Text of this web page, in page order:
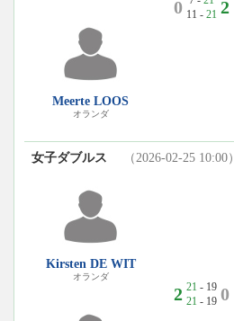
Meerte LOOS
オランダ
0 11 - 21 2
女子ダブルス （2026-02-25 10:00）
Kirsten DE WIT
オランダ
2 21 - 19
21 - 19 0